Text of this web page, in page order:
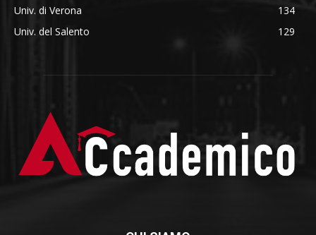
Univ. di Verona
134
Univ. del Salento
129